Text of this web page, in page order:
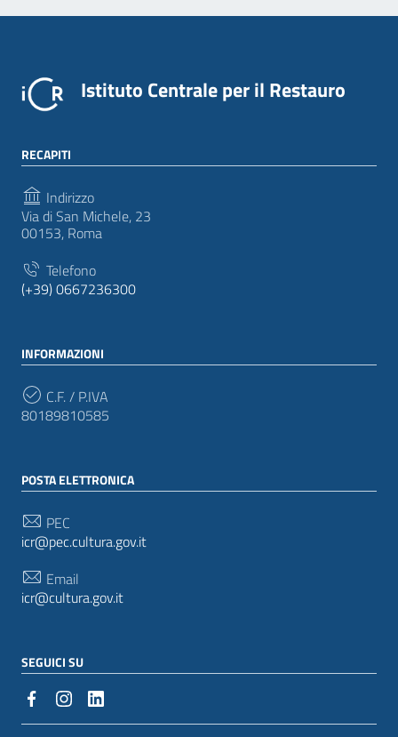
Istituto Centrale per il Restauro
RECAPITI
Indirizzo
Via di San Michele, 23
00153, Roma
Telefono
(+39) 0667236300
INFORMAZIONI
C.F. / P.IVA
80189810585
POSTA ELETTRONICA
PEC
icr@pec.cultura.gov.it
Email
icr@cultura.gov.it
SEGUICI SU